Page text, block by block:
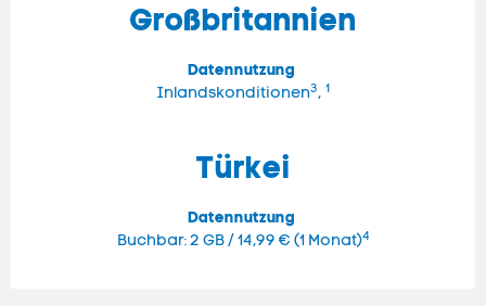
Großbritannien
Datennutzung
Inlandskonditionen3, 1
Türkei
Datennutzung
Buchbar: 2 GB / 14,99 € (1 Monat)4